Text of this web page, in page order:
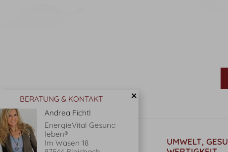
BERATUNG & KONTAKT
Andrea Fichtl
EnergieVital Gesund
leben®
Im Wasen 18
KONTAKT
UMWELT,